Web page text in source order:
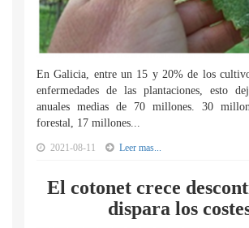
En Galicia, entre un 15 y 20% de los
enfermedades de las plantaciones, esto
anuales medias de 70 millones. 30
forestal, 17 millones...
2021-08-11 Leer mas...
El cotonet crece
dispara los